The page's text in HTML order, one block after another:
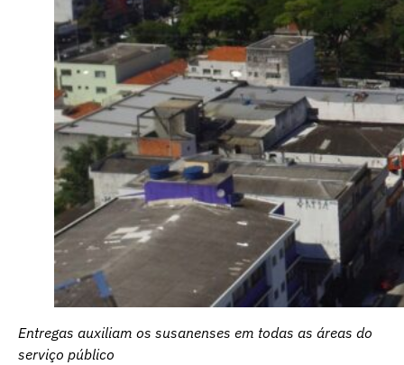
Entregas auxiliam os susanenses em todas as áreas do
serviço público